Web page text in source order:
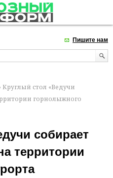
Пишите нам
Круглый стол «Ведучи
горнолыжного
собирает
территории